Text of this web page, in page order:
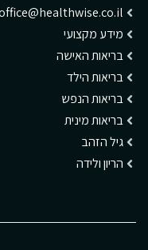
מידע מקצועי
בריאות האישה
בריאות הילד
בריאות הנפש
בריאות מינית
גיל הזהב
הריון ולידה